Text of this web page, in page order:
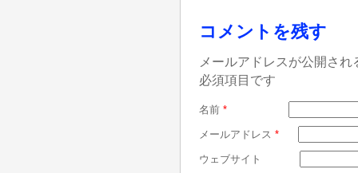
コメントを残す
メールアドレスが公開さ
必須項目です
名前 *
メールアドレス *
ウェブサイト